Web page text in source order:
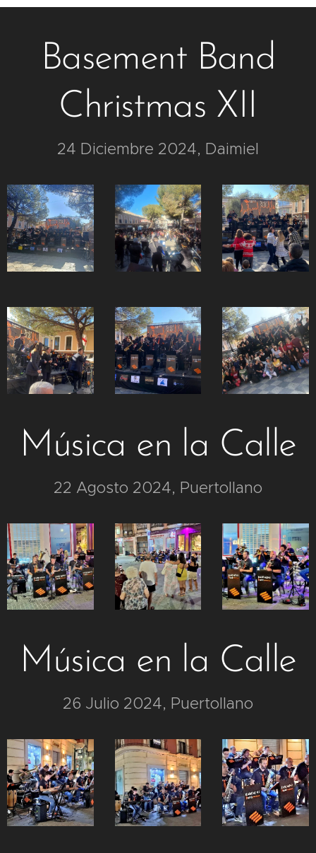
Basement Band
Christmas XII
24 Diciembre 2024, Daimiel
Música en la Calle
22 Agosto 2024, Puertollano
Música en la Calle
26 Julio 2024, Puertollano